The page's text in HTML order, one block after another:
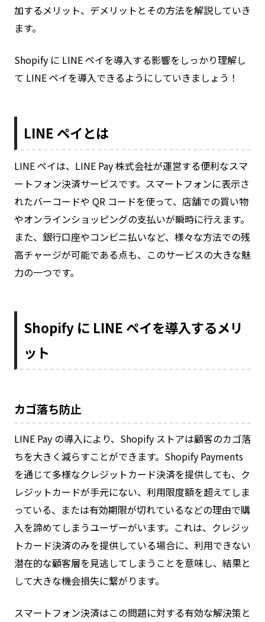
加するメリット、デメリットとその方法を解説していき
ます。
Shopify に LINE ペイを導入する影響をしっかり理解し
て LINE ペイを導入できるようにしていきましょう！
LINE ペイとは
LINE ペイは、LINE Pay 株式会社が運営する便利なスマ
ートフォン決済サービスです。スマートフォンに表示さ
れたバーコードや QR コードを使って、店舗での買い物
やオンラインショッピングの支払いが瞬時に行えます。
また、銀行口座やコンビニ払いなど、様々な方法での残
高チャージが可能である点も、このサービスの大きな魅
力の一つです。
Shopify に LINE ペイを導入するメリ
ット
カゴ落ち防止
LINE Pay の導入により、Shopify ストアは顧客のカゴ落
ちを大きく減らすことができます。Shopify Payments
を通じて多様なクレジットカード決済を提供しても、ク
レジットカードが手元にない、利用限度額を超えてしま
っている、または有効期限が切れているなどの理由で購
入を諦めてしまうユーザーがいます。これは、クレジッ
トカード決済のみを提供している場合に、利用できない
潜在的な顧客層を見逃してしまうことを意味し、結果と
して大きな機会損失に繋がります。
スマートフォン決済はこの問題に対する有効な解決策と